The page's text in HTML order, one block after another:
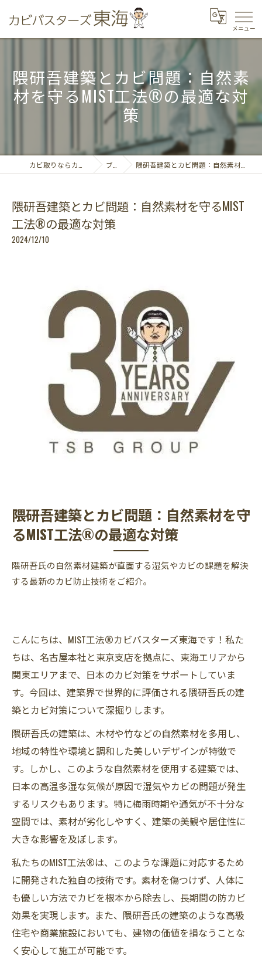
隈研吾建築とカビ問題：自然素
材を守るMIST工法®の最適な対
策
ブログ 隈研吾建築とカビ問題：自然素材を守るMIST工法®の最適な対策
隈研吾建築とカビ問題：自然素材を守るMIST
工法®の最適な対策
2024/12/10
隈研吾建築とカビ問題：自然素材を守
るMIST工法®の最適な対策
隈研吾氏の自然素材建築が直面する湿気やカビの課題を解決
する最新のカビ防止技術をご紹介。
こんにちは、MIST工法®カビバスターズ東海です！私た
ちは、名古屋本社と東京支店を拠点に、東海エリアから
関東エリアまで、日本のカビ対策をサポートしていま
す。今回は、建築界で世界的に評価される隈研吾氏の建
築とカビ対策について深掘りします。
隈研吾氏の建築は、木材や竹などの自然素材を多用し、
地域の特性や環境と調和した美しいデザインが特徴で
す。しかし、このような自然素材を使用する建築では、
日本の高温多湿な気候が原因で湿気やカビの問題が発生
するリスクもあります。特に梅雨時期や通気が不十分な
空間では、素材が劣化しやすく、建築の美観や居住性に
大きな影響を及ぼします。
私たちのMIST工法®は、このような課題に対応するため
に開発された独自の技術です。素材を傷つけず、人体に
も優しい方法でカビを根本から除去し、長期間の防カビ
効果を実現します。また、隈研吾氏の建築のような高級
住宅や商業施設においても、建物の価値を損なうことな
く安心して施工が可能です。